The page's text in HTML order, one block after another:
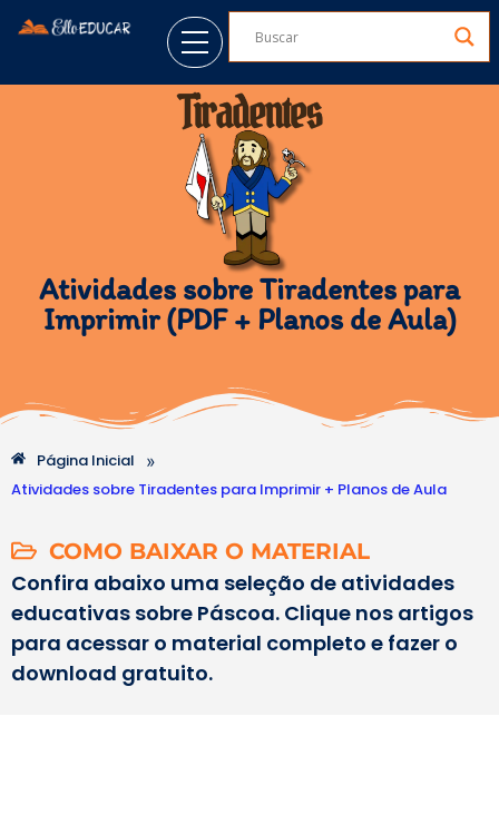
Atividades sobre Tiradentes para
Imprimir (PDF + Planos de Aula)
Página Inicial »
Atividades sobre Tiradentes para Imprimir + Planos de Aula
COMO BAIXAR O MATERIAL
Confira abaixo uma seleção de atividades
educativas sobre Páscoa. Clique nos artigos
para acessar o material completo e fazer o
download gratuito.